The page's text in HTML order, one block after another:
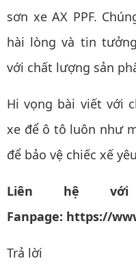
sơn xe AX PPF.
hài lòng và tin
với chất lượng sản
Hi vọng bài viết với
xe để ô tô luôn như
để bảo vệ chiếc xế
Liên hệ
Fanpage: https://
Trả lời